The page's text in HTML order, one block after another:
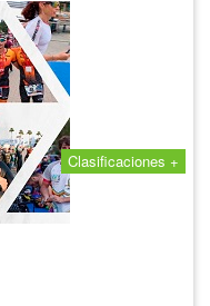
Clasificaciones +